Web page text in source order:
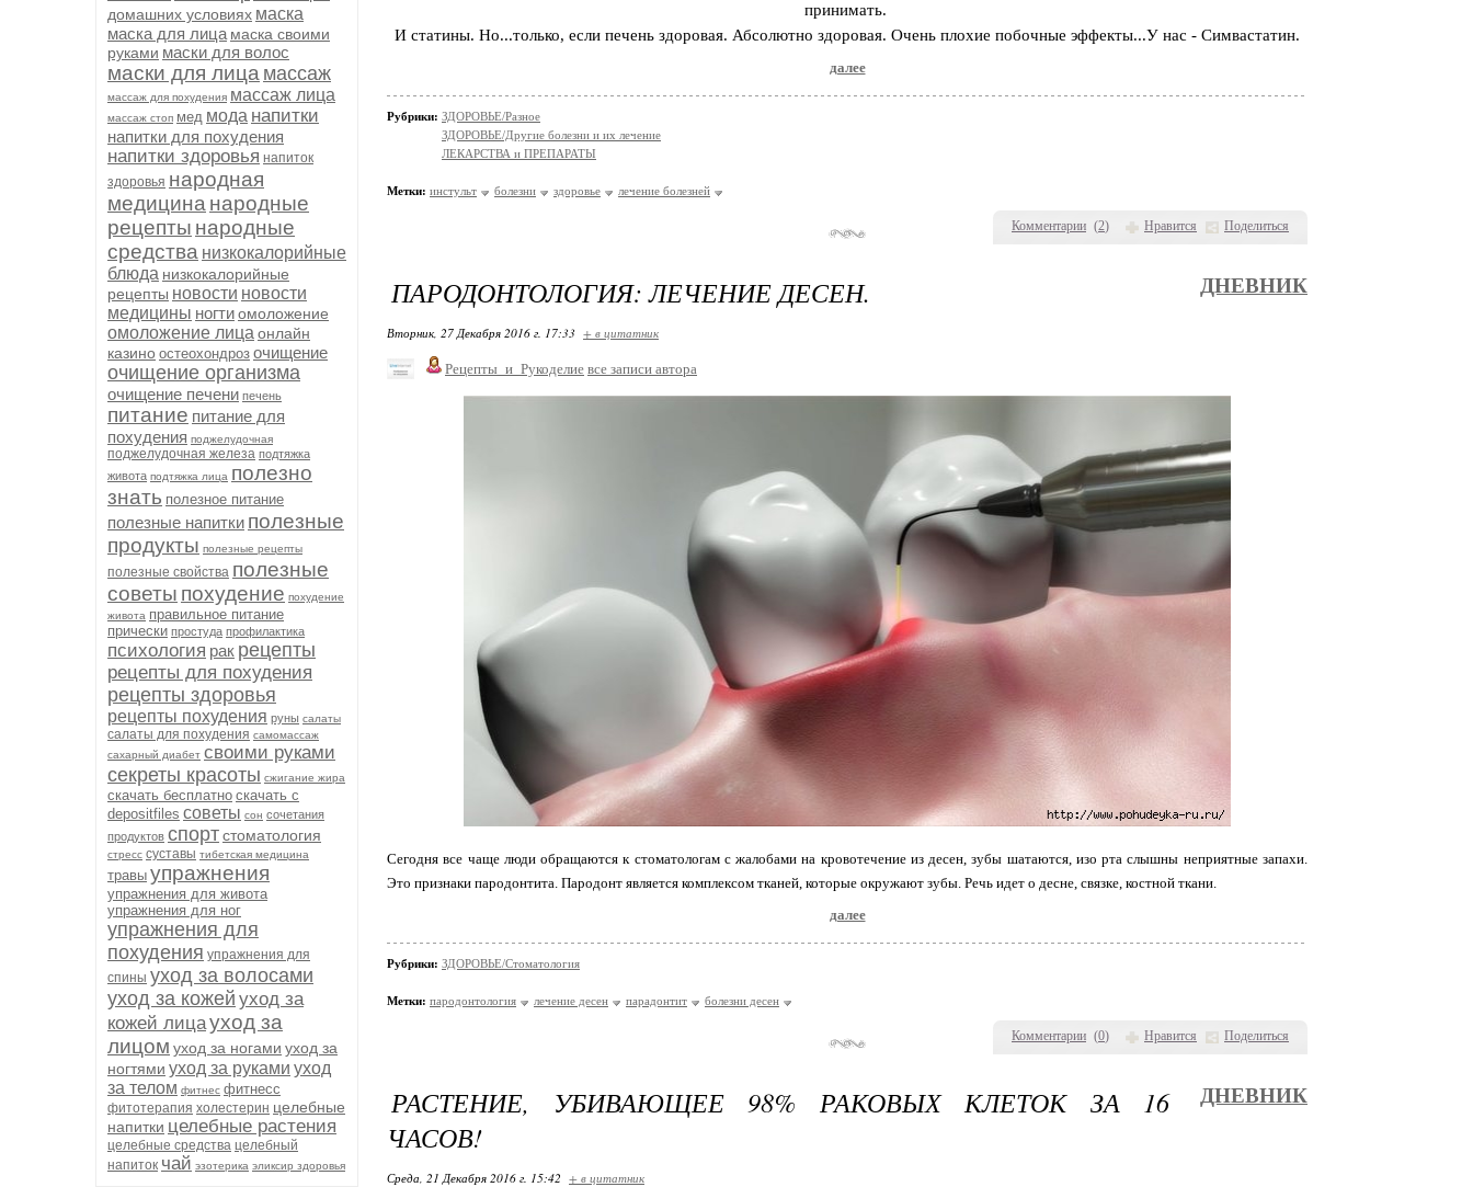
домашних условиях маска
маска для лица маска своими
руками маски для волос
маски для лица массаж
массаж для похудения массаж лица
массаж стоп мед мода напитки
напитки для похудения
напитки здоровья напиток
здоровья народная
медицина народные
рецепты народные
средства низкокалорийные
блюда низкокалорийные
рецепты новости новости
медицины ногтиомоложение
омоложение лица онлайн
казино остеохондроз очищение
очищение организма
очищение печени печень
питание питание для
похудения поджелудочная
поджелудочная железа подтяжка
живота подтяжка лица полезно
знать полезное питание
полезные напитки полезные
продукты полезные рецепты
полезные свойства полезные
советы похудение похудение
живота правильное питание
прически простуда профилактика
психология рак рецепты
рецепты для похудения
рецепты здоровья
рецепты похудения руны салаты
салаты для похудения самомассаж
сахарный диабет своими руками
секреты красоты сжигание жира
скачать бесплатно скачать с
depositfiles советы сон сочетания
продуктов спортстоматология
стресс суставы тибетская медицина
травы упражнения
упражнения для живота
упражнения для ног
упражнения для
похудения упражнения для
спины уход за волосами
уход за кожей уход за
кожей лицауход за
лицом уход за ногами уход за
ногтями уход за руками уход
за телом фитнес фитнесс
фитотерапия холестерин целебные
напитки целебные растения
целебные средства целебный
напиток чай эзотерика эликсир здоровья
Комментарии (2) Нравится Поделиться
принимать.
И статины. Но...только, если печень здоровая. Абсолютно здоровая. Очень плохие побочные эффекты...У нас - Симвастатин.
далее
Рубрики: ЗДОРОВЬЕ/Разное
ЗДОРОВЬЕ/Другие болезни и их лечение
ЛЕКАРСТВА и ПРЕПАРАТЫ
Метки: инстульт болезни здоровье лечение болезней
Комментарии (0) Нравится Поделиться
ПАРОДОНТОЛОГИЯ: ЛЕЧЕНИЕ ДЕСЕН. ДНЕВНИК
Вторник, 27 Декабря 2016 г. 17:33 + в цитатник
Рецепты_и_Рукоделие все записи автора
Сегодня все чаще люди обращаются к стоматологам с жалобами на кровотечение из десен, зубы шатаются, изо рта слышны неприятные запахи.
Это признаки пародонтита. Пародонт является комплексом тканей, которые окружают зубы. Речь идет о десне, связке, костной ткани.
далее
Рубрики: ЗДОРОВЬЕ/Стоматология
Метки: пародонтология лечение десен парадонтит болезни десен
РАСТЕНИЕ, УБИВАЮЩЕЕ 98% РАКОВЫХ КЛЕТОК ЗА 16
ЧАСОВ!
ДНЕВНИК
Среда, 21 Декабря 2016 г. 15:42 + в цитатник